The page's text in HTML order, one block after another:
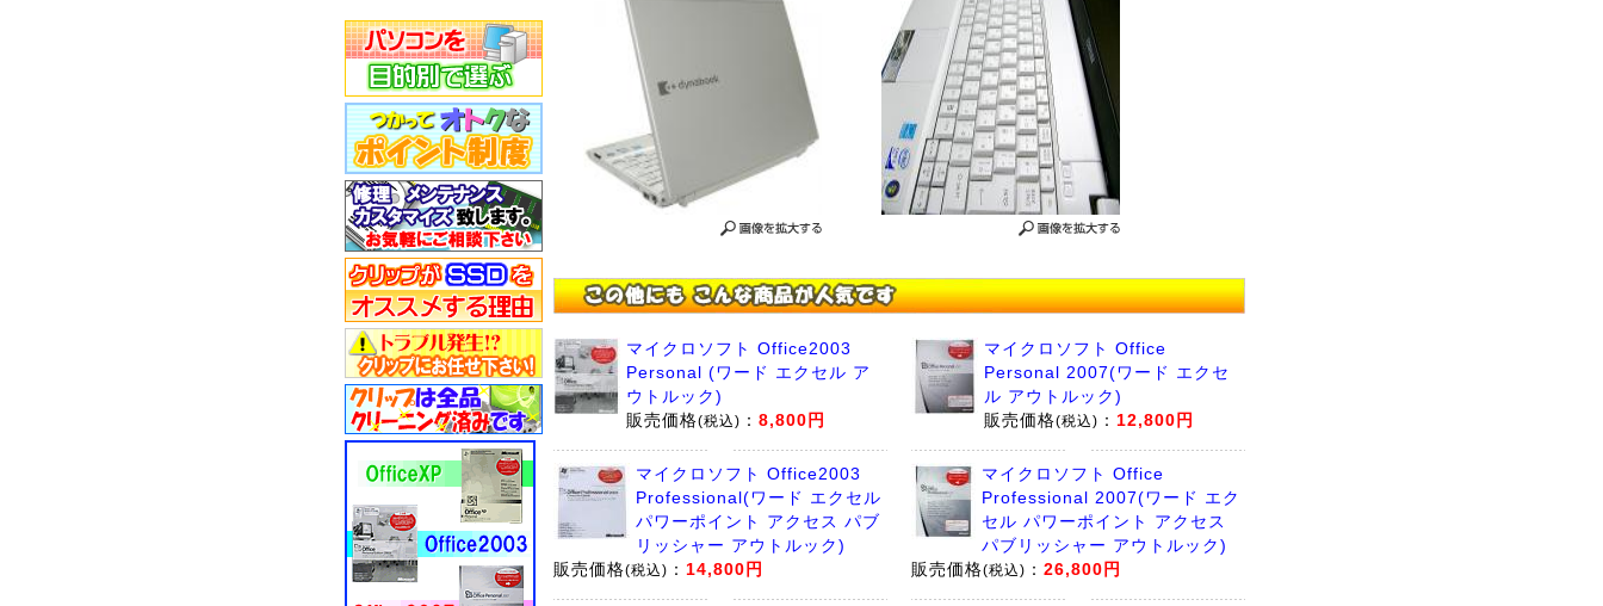
マイクロソフト Office2003
Personal (ワード エクセル ア
ウトルック)
販売価格(税込) ： 8,800円
マイクロソフト Office
Personal 2007(ワード エクセ
ル アウトルック)
販売価格(税込) ： 12,800円
マイクロソフト Office2003
Professional(ワード エクセル
パワーポイント アクセス パブ
リッシャー アウトルック)
販売価格(税込) ： 14,800円
マイクロソフト Office
Professional 2007(ワード エク
セル パワーポイント アクセス
パブリッシャー アウトルック)
販売価格(税込) ： 26,800円